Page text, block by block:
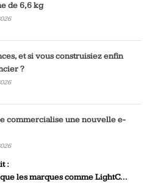
de 6,6 kg
et si vous construisiez enfin
?
commercialise une nouvelle e-
:
les marques comme LightC...